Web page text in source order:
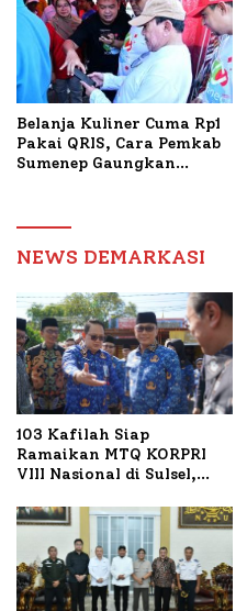
Belanja Kuliner Cuma Rp1
Pakai QRIS, Cara Pemkab
Sumenep Gaungkan
NEWS DEMARKASI
103 Kafilah Siap
Ramaikan MTQ KORPRI
VIII Nasional di Sulsel,